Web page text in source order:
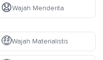
😧Wajah Menderita
🤑Wajah Materialistis